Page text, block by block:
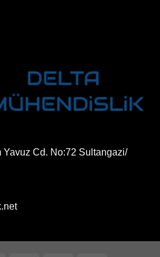
Yavuz Cd. No:72 Sultangazi/